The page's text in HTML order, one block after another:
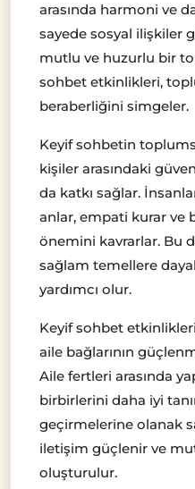
arasında harmoni ve
sayede sosyal ilişkiler
mutlu ve huzurlu bir
sohbet etkinlikleri,
beraberliğini simgeler.
Keyif sohbetin
kişiler arasındaki
da katkı sağlar.
anlar, empati kurar ve
önemini kavrarlar. Bu
sağlam temellere
yardımcı olur.
Keyif sohbet
aile bağlarının
Aile fertleri arasında
birbirlerini daha iyi
geçirmelerine olanak
iletişim güçlenir ve
oluşturulur.